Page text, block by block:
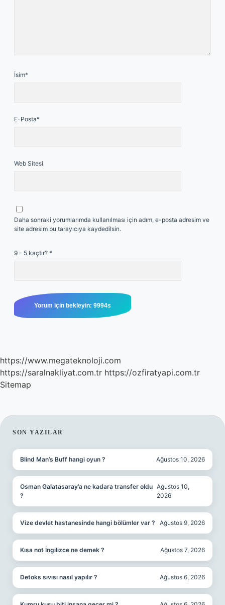
İsim*
E-Posta*
Web Sitesi
Daha sonraki yorumlarımda kullanılması için adım, e-posta adresim ve
site adresim bu tarayıcıya kaydedilsin.
9 - 5 kaçtır? *
https://www.megateknoloji.com
https://saralnakliyat.com.tr https://ozfiratyapi.com.tr
Sitemap
SIDEBAR
SON YAZILAR
Blind Man’s Buff hangi oyun ? Ağustos 10, 2026
Osman Galatasaray’a ne kadara transfer oldu
?
Ağustos 10,
2026
Vize devlet hastanesinde hangi bölümler var ? Ağustos 9, 2026
Kısa not İngilizce ne demek ? Ağustos 7, 2026
Detoks sıvısı nasıl yapılır ? Ağustos 6, 2026